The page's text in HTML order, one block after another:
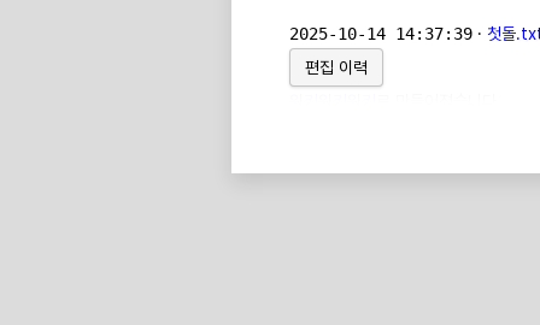
2025-10-14 14:37:39 · 첫돌
편집 이력